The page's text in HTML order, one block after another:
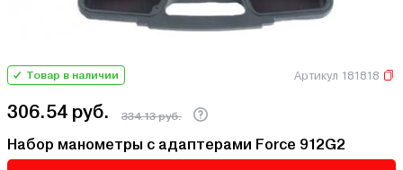
Товар в наличии Артикул 181818
306.54 руб. 334.13 руб.
Набор манометры с адаптерами Force 912G2